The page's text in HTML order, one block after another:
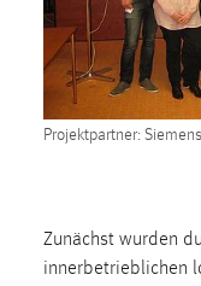
Projektpartner:
Zunächst wurden
innerbetrieblichen
1 Jahr
Performance
Name:
Für performante
gespeichert, ob